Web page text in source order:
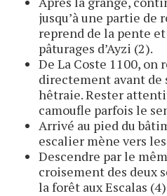
jusqu’à une partie
reprend de la pente
pâturages d’Ayzi (2).
De La Coste 1100, on
directement avant de
hêtraie. Rester
camoufle parfois le
Arrivé au pied du
escalier mène vers
Descendre par le
croisement des deux
la forêt aux Escalas